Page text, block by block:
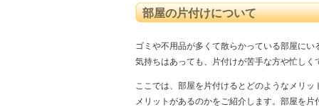
部屋の片付けについて
ゴミや不用品が多くて散らかっている部屋に
気持ちはあっても、片付けが苦手な方や忙し
ここでは、部屋を片付けるとどのようなメリ
メリットがあるのかをご紹介します。部屋を